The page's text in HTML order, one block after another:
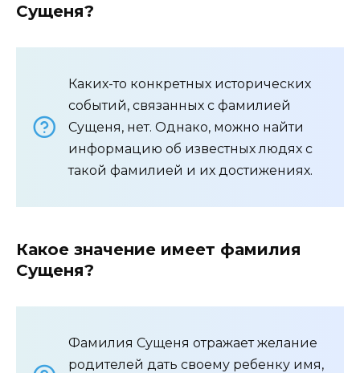
Сущеня?
Каких-то конкретных исторических
событий, связанных с фамилией
Сущеня, нет. Однако, можно найти
информацию об известных людях с
такой фамилией и их достижениях.
Какое значение имеет фамилия
Сущеня?
Фамилия Сущеня отражает желание
родителей дать своему ребенку имя,